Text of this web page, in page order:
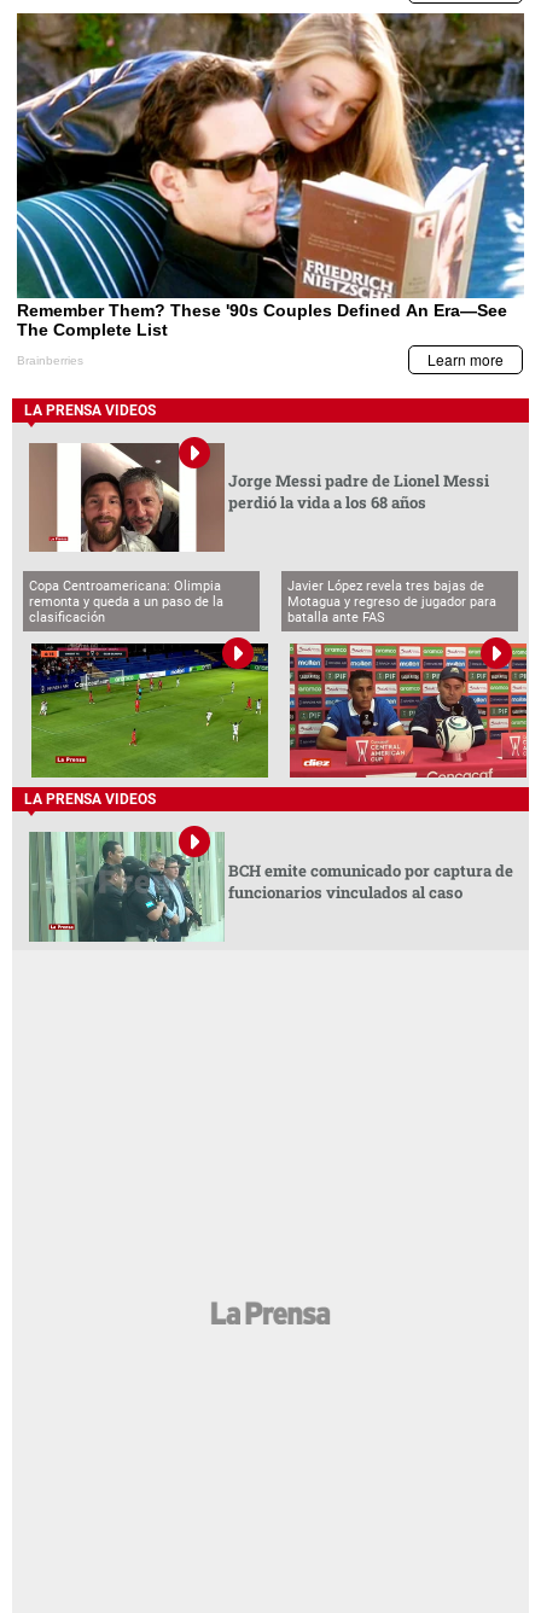
LA PRENSA VIDEOS
Jorge Messi padre de Lionel Messi
perdió la vida a los 68 años
Copa Centroamericana: Olimpia
remonta y queda a un paso de la
clasificación
Javier López revela tres bajas de
Motagua y regreso de jugador para
batalla ante FAS
LA PRENSA VIDEOS
BCH emite comunicado por captura de
funcionarios vinculados al caso